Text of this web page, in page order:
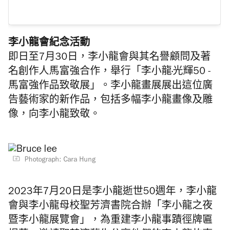
李小龍會紀念活動
即日至7月30日，李小龍會與其名譽顧問及著
名創作人馬富強合作，舉行「李小龍·光輝50 -
馬富強作品致敬展」。李小龍畫展展出這位廣
告藝術家的新作品，包括多幅李小龍畫像及雕
像，向李小龍致敬。
Photograph: Cara Hung
2023年7月20日是李小龍逝世50週年，李小龍
會與李小龍母校聖芳濟書院合辦「李小龍之夜
暨李小龍展覽會」，為重建李小龍事蹟徑牌匾